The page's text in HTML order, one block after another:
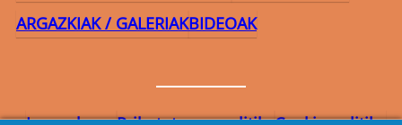
ARGAZKIAK / GALERIAKBIDEOAK